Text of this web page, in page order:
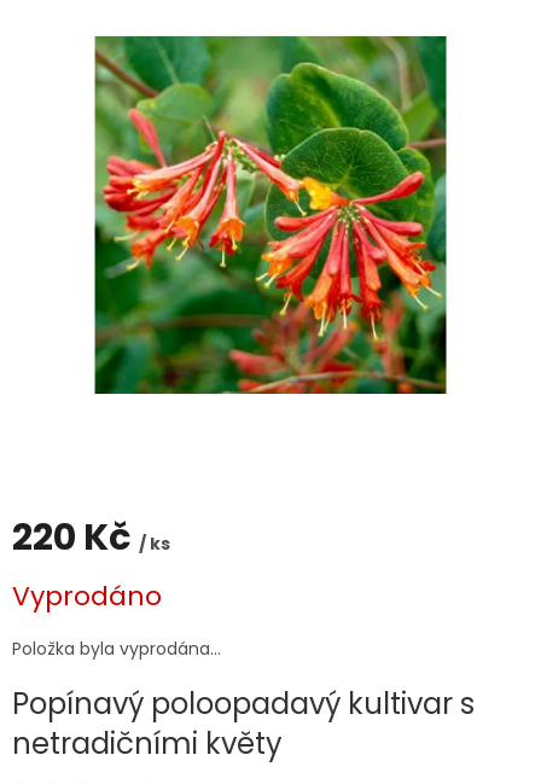
220 Kč / ks
cena:
Vyprodáno
Položka byla vyprodána…
Popínavý poloopadavý kultivar s
netradičními květy